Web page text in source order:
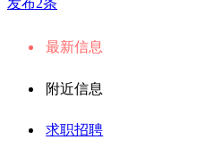
最新信息
附近信息
求职招聘